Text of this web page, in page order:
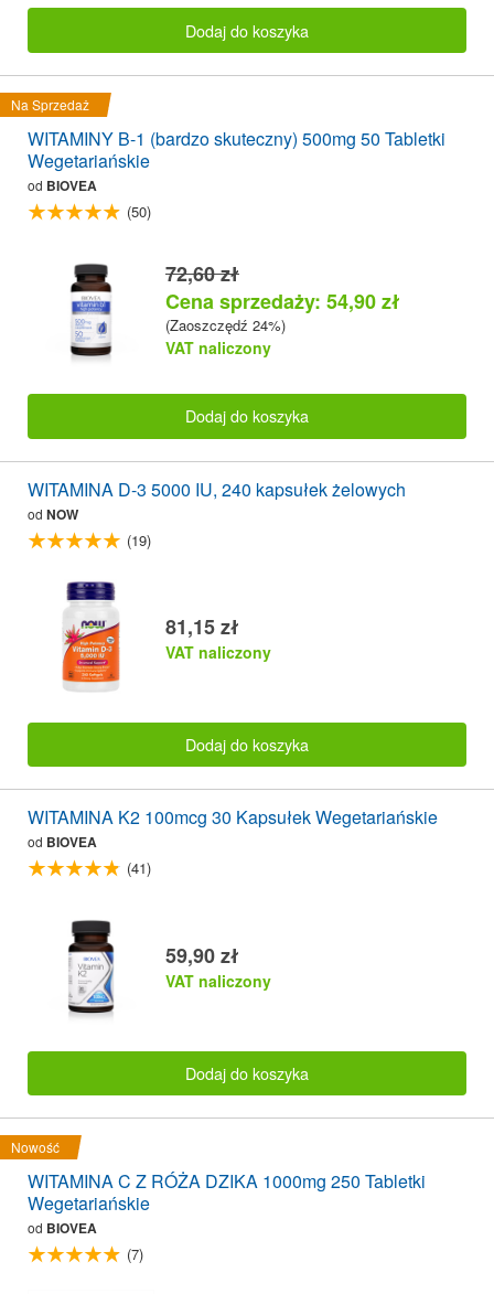
Dodaj do koszyka
Na Sprzedaż
WITAMINY B-1 (bardzo skuteczny) 500mg 50 Tabletki
Wegetariańskie
od BIOVEA
(50)
72,60 zł
Cena sprzedaży: 54,90 zł
(Zaoszczędź 24%)
VAT naliczony
Dodaj do koszyka
WITAMINA D-3 5000 IU, 240 kapsułek żelowych
od NOW
(19)
81,15 zł
VAT naliczony
Dodaj do koszyka
WITAMINA K2 100mcg 30 Kapsułek Wegetariańskie
od BIOVEA
(41)
59,90 zł
VAT naliczony
Dodaj do koszyka
Nowość
WITAMINA C Z RÓŻA DZIKA 1000mg 250 Tabletki
Wegetariańskie
od BIOVEA
(7)